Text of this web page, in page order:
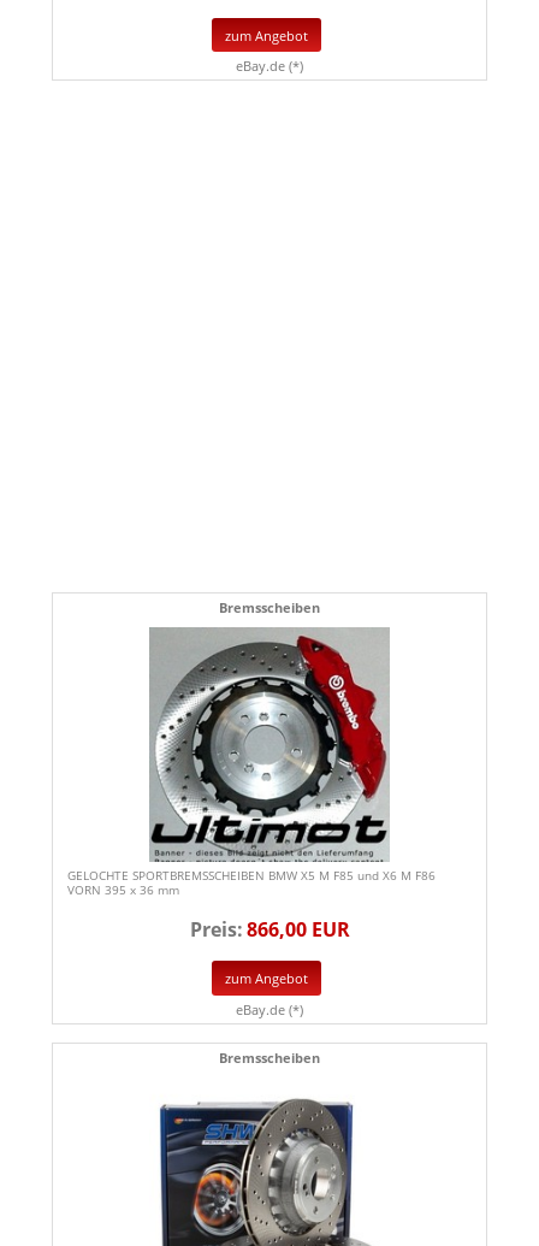
zum Angebot
eBay.de (*)
Bremsscheiben
GELOCHTE SPORTBREMSSCHEIBEN BMW X5 M F85 und X6 M F86
VORN 395 x 36 mm
Preis:866,00 EUR
zum Angebot
eBay.de (*)
Bremsscheiben